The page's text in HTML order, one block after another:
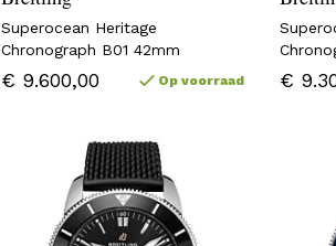
Superocean Heritage
Chronograph B01 42mm
€ 9.600,00 Op voorraad €